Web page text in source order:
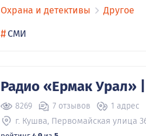
Охрана и детективы Другое
# СМИ
Радио «Ермак Урал»
8269 7 отзывов 1 адрес
г. Кушва, Первомайская улица